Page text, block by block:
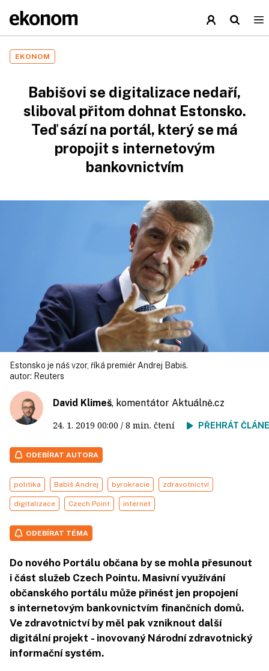
EKONOM
Babišovi se digitalizace nedaří,
sliboval přitom dohnat Estonsko.
Teď sází na portál, který se má
propojit s internetovým
bankovnictvím
Estonsko je náš vzor, říká premiér Andrej Babiš.
autor: Reuters
David Klimeš, komentátor Aktuálně.cz
24. 1. 2019 00:00 / 8 min. čtení PŘEHRÁT
ODEBÍRAT AUTORA
politika Babiš Andrej byrokracie zdravotnictví
digitalizace Czech Point internet
ODEBÍRAT TÉMA
Do nového Portálu občana by se mohla přesunout
i část služeb Czech Pointu. Masivní využívání
občanského portálu může přinést jen propojení
s internetovým bankovnictvím finančních domů.
Ve zdravotnictví by měl pak vzniknout další
digitální projekt - inovovaný Národní zdravotnický
informační systém.